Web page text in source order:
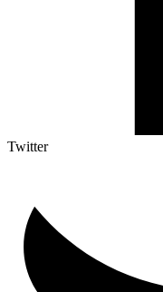
Twitter